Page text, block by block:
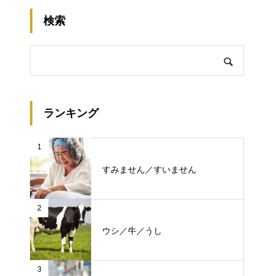
検索
ランキング
1
すみません／すいません
2
ウシ／牛／うし
3